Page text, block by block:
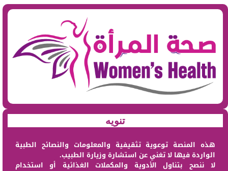
تنويه
هذه المنصة توعوية تثقيفية والمعلومات والنصائح الطبية
الواردة فيها لا تغني عن استشارة وزيارة الطبيب.
لا ننصح بتناول الأدوية والمكملات الغذائية أو استخدام